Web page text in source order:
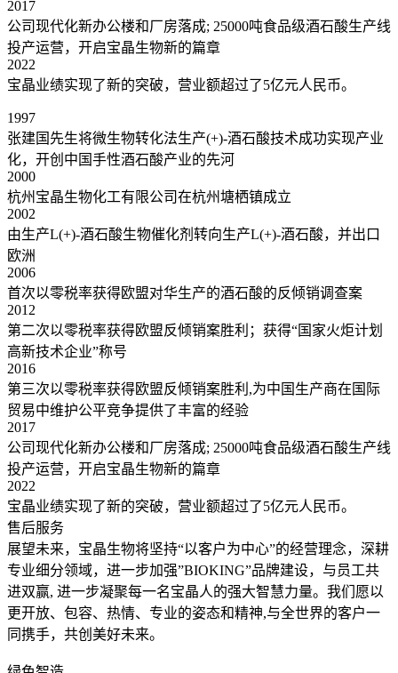
2017
公司现代化新办公楼和厂房落成; 25000吨食品级酒石酸生产线
投产运营，开启宝晶生物新的篇章
2022
宝晶业绩实现了新的突破，营业额超过了5亿元人民币。
1997
张建国先生将微生物转化法生产(+)-酒石酸技术成功实现产业
化，开创中国手性酒石酸产业的先河
2000
杭州宝晶生物化工有限公司在杭州塘栖镇成立
2002
由生产L(+)-酒石酸生物催化剂转向生产L(+)-酒石酸，并出口
欧洲
2006
首次以零税率获得欧盟对华生产的酒石酸的反倾销调查案
2012
第二次以零税率获得欧盟反倾销案胜利；获得“国家火炬计划
高新技术企业”称号
2016
第三次以零税率获得欧盟反倾销案胜利,为中国生产商在国际
贸易中维护公平竞争提供了丰富的经验
2017
公司现代化新办公楼和厂房落成; 25000吨食品级酒石酸生产线
投产运营，开启宝晶生物新的篇章
2022
宝晶业绩实现了新的突破，营业额超过了5亿元人民币。
售后服务
展望未来，宝晶生物将坚持“以客户为中心”的经营理念，深耕
专业细分领域，进一步加强”BIOKING”品牌建设，与员工共
进双赢, 进一步凝聚每一名宝晶人的强大智慧力量。我们愿以
更开放、包容、热情、专业的姿态和精神,与全世界的客户一
同携手，共创美好未来。